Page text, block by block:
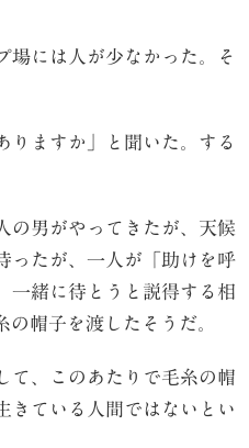
には人が少なかった。そ
ますか」と聞いた。する
の男がやってきたが、天候
ったが、一人が「助けを呼
一緒に待とうと説得する相
帽子を渡したそうだ。
て、このあたりで毛糸の帽
きている人間ではないとい